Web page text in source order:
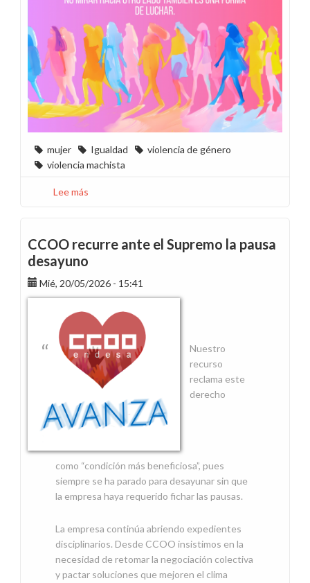
mujer Igualdad
violencia de género
violencia machista
Lee más
-
de
2026
CCOO recurre ante el Supremo la pausa
desayuno
Mié, 20/05/2026 - 15:41
Nuestro
recurso
reclama este
derecho
como “condición más beneficiosa”, pues
siempre se ha parado para desayunar sin que
la empresa haya requerido fichar las pausas.
La empresa continúa abriendo expedientes
disciplinarios. Desde CCOO insistimos en la
necesidad de retomar la negociación colectiva
y pactar soluciones que mejoren el clima